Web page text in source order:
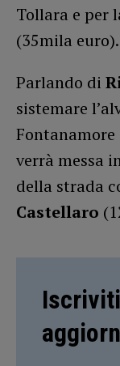
Tollara e per
(35mila euro).
Parlando di
sistemare
verrà messa
della strada
Castellaro